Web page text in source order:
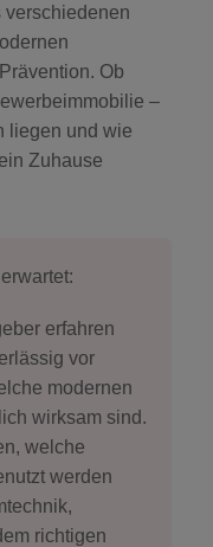
verschiedenen
Ob
–
liegen und wie
Zuhause
erfahren
vor
modernen
wirksam sind.
welche
werden
richtigen